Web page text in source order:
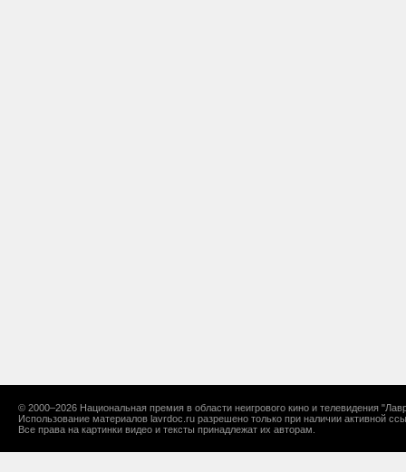
© 2000–2026 Национальная премия в области неигрового кино и телевидения
Использование материалов lavrdoc.ru разрешено только при наличии активной
Все права на картинки видео и тексты принадлежат их авторам.